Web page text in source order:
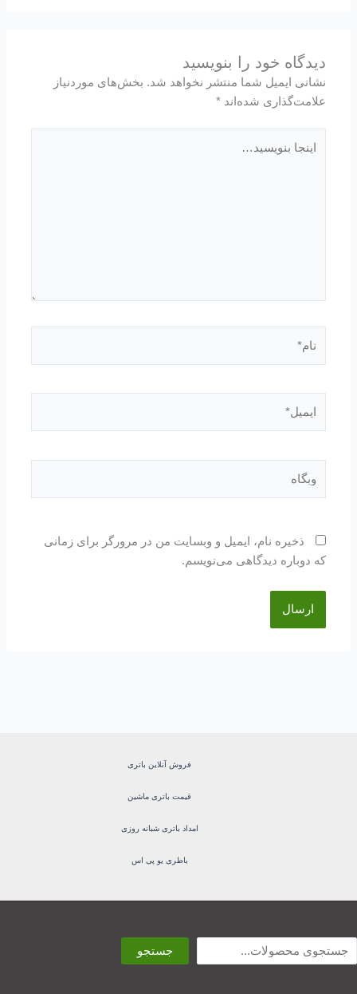
دیدگاه‌ خود را بنویسید
نشانی ایمیل شما منتشر نخواهد شد. بخش‌های موردنیاز
علامت‌گذاری شده‌اند*
بنویسید…
ذخیره نام، ایمیل و وبسایت من در مرورگر برای زمانی
که دوباره دیدگاهی می‌نویسم.
فروش آنلاین باتری
قیمت باتری ماشین
امداد باتری شبانه روزی
باطری یو پی اس
جستجو